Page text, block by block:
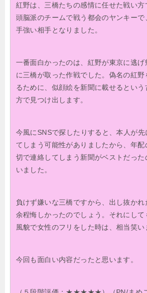
紅野は、三橋たちの感情に任せた戦い方
頭脳派のチームで戦う都会のヤンキーで
手強い相手となりました。
一番面白かったのは、紅野が東京に逃げ
に三橋が取った作戦でした。偽名の紅野
るために、似顔絵を新聞に載せるという
方で見つけ出します。
今風にSNSで探したりすると、本人が先
てしまう可能性がありましたから、年配
切で連絡してしまう新聞がベストだった
いました。
負けず嫌いな三橋ですから、出し抜かれ
余程悔しかったのでしょう。それにして
風貌で女性のフリをした時は、相当笑い
今回も面白い内容だったと思います。